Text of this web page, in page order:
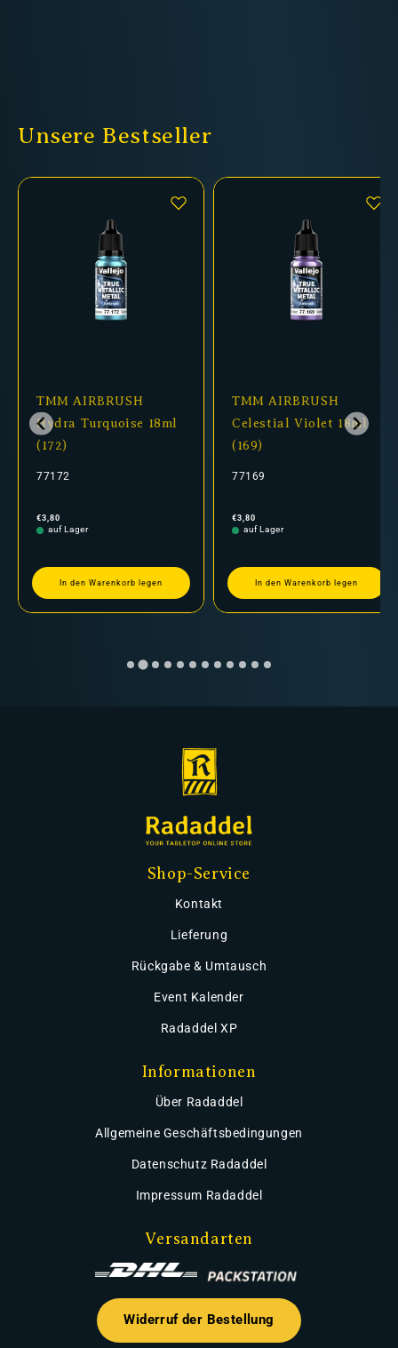
Unsere Bestseller
TMM AIRBRUSH
Hydra Turquoise 18ml
(172)
77172
Normaler
Preis
€3,80
auf Lager
In den Warenkorb legen
TMM AIRBRUSH
Celestial Violet 18ml
(169)
77169
Normaler
Preis
€3,80
auf Lager
In den Warenkorb legen
Shop-Service
Kontakt
Lieferung
Rückgabe & Umtausch
Event Kalender
Radaddel XP
Informationen
Über Radaddel
Allgemeine Geschäftsbedingungen
Datenschutz Radaddel
Impressum Radaddel
Versandarten
Widerruf der Bestellung